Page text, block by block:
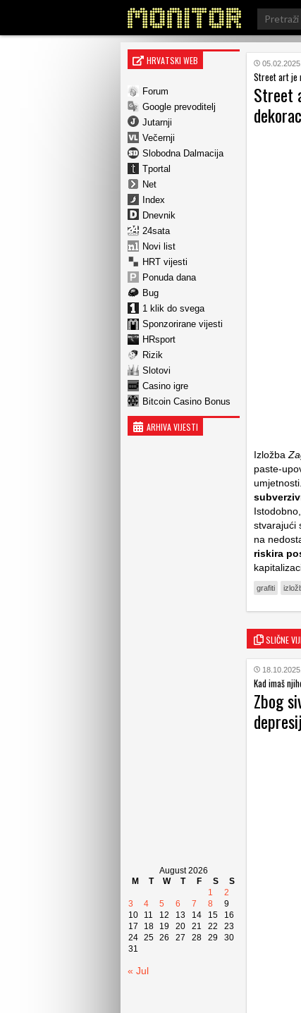
Search
for:
HRVATSKI WEB
Forum
Google prevoditelj
Jutarnji
Večernji
Slobodna Dalmacija
Tportal
Net
Index
Dnevnik
24sata
Novi list
HRT vijesti
Ponuda dana
Bug
1 klik do svega
Sponzorirane vijesti
HRsport
Rizik
Slotovi
Casino igre
Bitcoin Casino Bonus
ARHIVA VIJESTI
August 2026
M
T W T F S
S
1
2
3
4 5 6 7 8
9
10
11 12 13 14 15
16
17
18 19 20 21 22
23
24 25 26 27 28 29
30
31
« Jul
Street art je
Street
Izložba
paste-
umjetnosti.
stvarajući
na
riskira
grafiti
SLIČNE
Kad imaš
Zbog